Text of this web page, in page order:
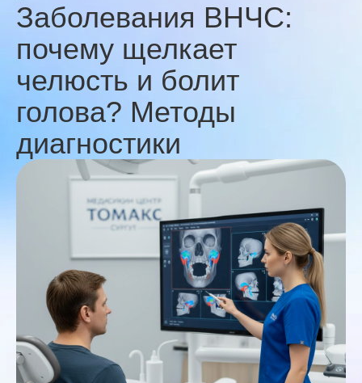
Заболевания ВНЧС:
почему щелкает
челюсть и болит
голова? Методы
диагностики